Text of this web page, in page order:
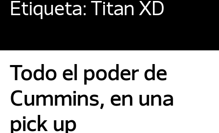
Etiqueta: Titan XD
Todo el poder de
Cummins, en una
pick up